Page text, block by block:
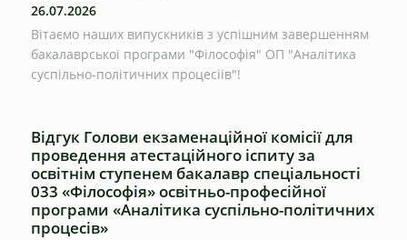
26.07.2026
Вітаємо наших випускників з успішним завершенням
бакалаврської програми "Філософія" ОП "Аналітика
суспільно-політичних процесіів"!
Відгук Голови екзаменаційної комісії для
проведення атестаційного іспиту за
освітнім ступенем бакалавр спеціальності
033 «Філософія» освітньо-професійної
програми «Аналітика суспільно-політичних
процесів»